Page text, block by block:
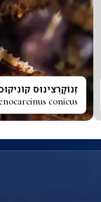
זֶנוֹקַרְצִינוּס
conicus